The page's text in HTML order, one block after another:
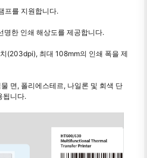
프를 지원합니다.
명한 인쇄 해상도를 제공합니다.
(203dpi), 최대 108mm의 인쇄 폭을 제
물 면, 폴리에스테르, 나일론 및 회색 단
됩니다.